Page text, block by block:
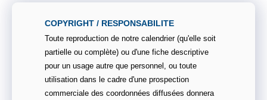
COPYRIGHT / RESPONSABILITE
Toute reproduction de notre calendrier (qu'elle soit
partielle ou complète) ou d'une fiche descriptive
pour un usage autre que personnel, ou toute
utilisation dans le cadre d'une prospection
commerciale des coordonnées diffusées donnera